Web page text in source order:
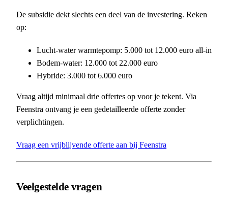
De subsidie dekt slechts een deel van de investering. Reken
op:
Lucht-water warmtepomp: 5.000 tot 12.000 euro all-in
Bodem-water: 12.000 tot 22.000 euro
Hybride: 3.000 tot 6.000 euro
Vraag altijd minimaal drie offertes op voor je tekent. Via
Feenstra ontvang je een gedetailleerde offerte zonder
verplichtingen.
Vraag een vrijblijvende offerte aan bij Feenstra
Veelgestelde vragen